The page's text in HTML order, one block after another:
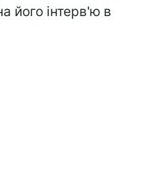
його інтерв'ю в